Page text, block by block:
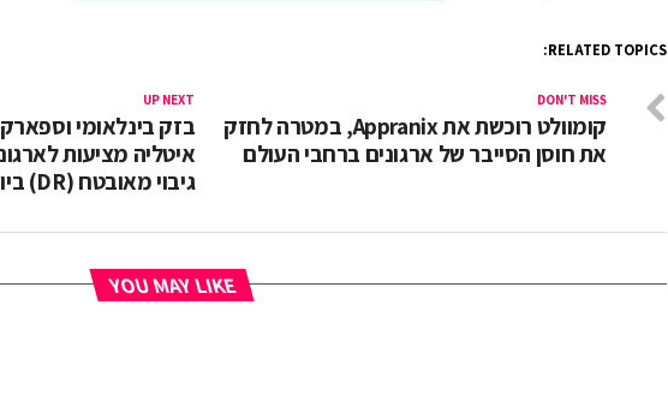
RELATED TOPICS:
UP NEXT
בזק בינלאומי
איטליה מציעות
גיבוי מאובטח (DR) ביוון
DON'T MISS
קומוולט רוכשת את Appranix, במטרה לחזק
את חוסן הסייבר של ארגונים ברחבי העולם
YOU MAY LIKE